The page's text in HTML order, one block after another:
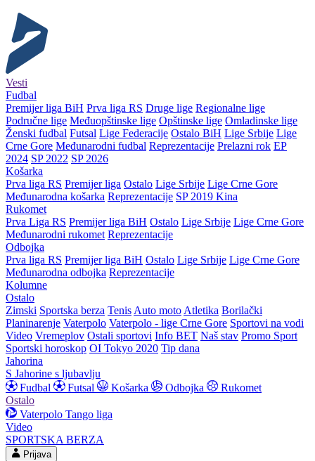
Vesti
Fudbal
Premijer liga BiH Prva liga RS Druge lige Regionalne lige
Područne lige Međuopštinske lige Opštinske lige Omladinske lige
Ženski fudbal Futsal Lige Federacije Ostalo BiH Lige Srbije Lige
Crne Gore Međunarodni fudbal Reprezentacije Prelazni rok EP
2024 SP 2022 SP 2026
Košarka
Prva liga RS Premijer liga Ostalo Lige Srbije Lige Crne Gore
Međunarodna košarka Reprezentacije SP 2019 Kina
Rukomet
Prva Liga RS Premijer liga BiH Ostalo Lige Srbije Lige Crne Gore
Međunarodni rukomet Reprezentacije
Odbojka
Prva liga RS Premijer liga BiH Ostalo Lige Srbije Lige Crne Gore
Međunarodna odbojka Reprezentacije
Kolumne
Ostalo
Zimski Sportska berza Tenis Auto moto Atletika Borilački
Planinarenje Vaterpolo Vaterpolo - lige Crne Gore Sportovi na vodi
Video Vremeplov Ostali sportovi Info BET Naš stav Promo Sport
Sportski horoskop OI Tokyo 2020 Tip dana
Jahorina
S Jahorine s ljubavlju
Fudbal
Futsal Košarka Odbojka
Rukomet
Ostalo
Vaterpolo Tango liga
Video
SPORTSKA BERZA
Prijava